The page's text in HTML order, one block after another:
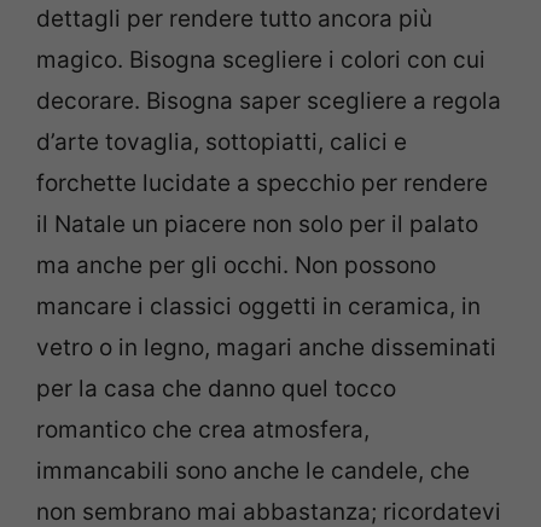
dettagli per rendere tutto ancora più
magico. Bisogna scegliere i colori con cui
decorare. Bisogna saper scegliere a regola
d’arte tovaglia, sottopiatti, calici e
forchette lucidate a specchio per rendere
il Natale un piacere non solo per il palato
ma anche per gli occhi. Non possono
mancare i classici oggetti in ceramica, in
vetro o in legno, magari anche disseminati
per la casa che danno quel tocco
romantico che crea atmosfera,
immancabili sono anche le candele, che
non sembrano mai abbastanza; ricordatevi